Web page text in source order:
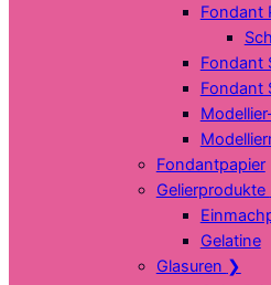
Fondant
Fondant
Fondant
Fondantpapier
Gelierprodukte
Gelatine
Glasuren ❯